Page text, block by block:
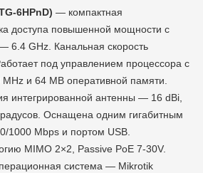
6HPnD) — компактная
доступа повышенной мощности с
6.4 GHz. Канальная скорость
под управлением процессора с
МHz и 64 МB оперативной памяти.
интегрированной антенны — 16 dBi,
Оснащена одним гигабитным
1000 Mbps и портом USB.
MIMO 2×2, Passive PoE 7-30V.
система — Mikrotik